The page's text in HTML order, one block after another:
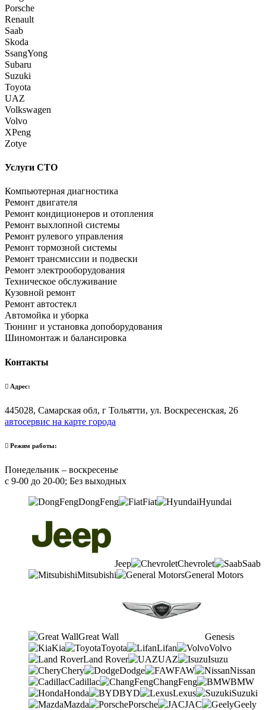
Porsche
Renault
Saab
Skoda
SsangYong
Subaru
Suzuki
Toyota
UAZ
Volkswagen
Volvo
XPeng
Zotye
Услуги СТО
Компьютерная диагностика
Ремонт двигателя
Ремонт кондиционеров и отопления
Ремонт выхлопной системы
Ремонт рулевого управления
Ремонт тормозной системы
Ремонт трансмиссии и подвески
Ремонт электрооборудования
Техническое обслуживание
Кузовной ремонт
Ремонт автостекл
Автомойка и уборка
Тюнинг и установка допоборудования
Шиномонтаж и балансировка
Контакты
Адрес:
445028, Самарская обл, г Тольятти, ул. Воскресенская, 26
автосервис на карте города
Режим работы:
Понедельник – воскресенье
с 9-00 до 20-00; Без выходных
DongFeng Fiat Hyundai
Jeep Chevrolet
Saab
Mitsubishi
General Motors
Great Wall
Genesis
Kia
Toyota Lifan
Volvo
Land Rover
UAZ
Isuzu
Chery
Dodge FAW
Nissan
Cadillac
ChangFeng
BMW
Honda
BYD Lexus
Suzuki
Mazda
Porsche JAC Geely